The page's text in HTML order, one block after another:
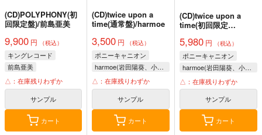
(CD)POLYPHONY(初
回限定盤)/前島亜美
9,900 円 （税込）
キングレコード
前島亜美
△：在庫残りわずか
サンプル
カート
(CD)twice upon a
time(通常盤)/harmoe
3,500 円 （税込）
ポニーキャニオン
harmoe(岩田陽葵、小泉萌香)
△：在庫残りわずか
サンプル
カート
(CD)twice upon a
time(初回限定
5,980円 （税込）
ポニーキャニオン
harmoe(岩田陽葵、小泉萌香)
△：在庫残りわずか
サンプル
カート